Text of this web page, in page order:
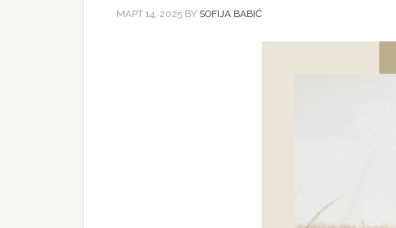
МАРТ 14, 2025 BY SOFIJA BABIĆ